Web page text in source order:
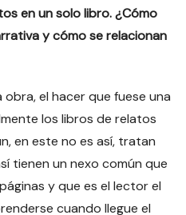
en un solo libro. ¿Cómo
y cómo se relacionan
el hacer que fuese una
los libros de relatos
en este no es así, tratan
tienen un nexo común que
y que es el lector el
cuando llegue el